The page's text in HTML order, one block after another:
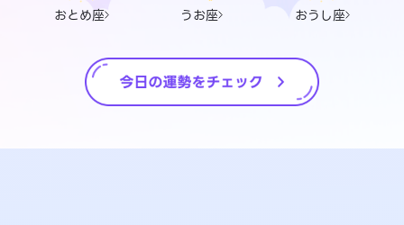
おとめ座 うお座 おうし座